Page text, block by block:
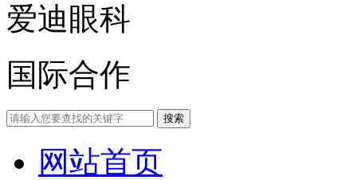
爱迪眼科
国际合作
网站首页